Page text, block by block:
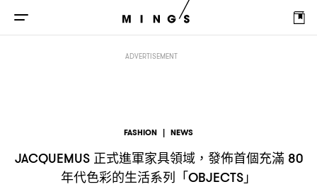
ADVERTISEMENT
FASHION | NEWS
JACQUEMUS 正式進軍家具領域， 發佈首個充滿80
年代色彩的生活系列「OBJECTS」
正式進軍家具領域 ， 發佈首個充滿 年代色彩的生活系列「